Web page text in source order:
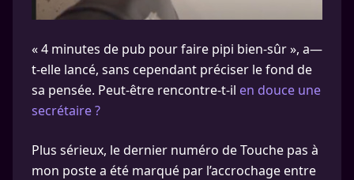
« 4 minutes de pub pour faire pipi bien-sûr », a—
t-elle lancé, sans cependant préciser le fond de
sa pensée. Peut-être rencontre-t-il en douce une
secrétaire ?
Plus sérieux, le dernier numéro de Touche pas à
mon poste a été marqué par l’accrochage entre